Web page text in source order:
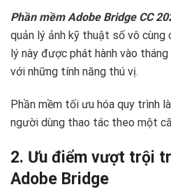
Phần mềm Adobe Bridge CC
quản lý ảnh kỹ thuật số vô cùng
lý này được phát hành vào
với những tính năng thú vị.
Phần mềm tối ưu hóa quy trình
người dùng thao tác theo một
2. Ưu điểm vượt trội
Adobe Bridge